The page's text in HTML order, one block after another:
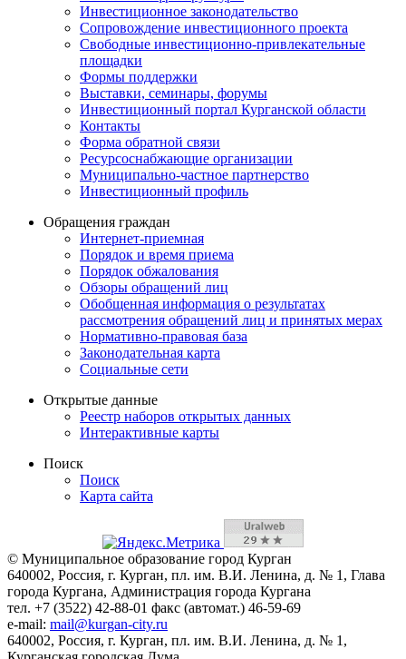
Инвестиционное законодательство
Сопровождение инвестиционного проекта
Свободные инвестиционно-привлекательные
площадки
Формы поддержки
Выставки, семинары, форумы
Инвестиционный портал Курганской области
Контакты
Форма обратной связи
Ресурсоснабжающие организации
Муниципально-частное партнерство
Инвестиционный профиль
Обращения граждан
Интернет-приемная
Порядок и время приема
Порядок обжалования
Обзоры обращений лиц
Обобщенная информация о результатах
рассмотрения обращений лиц и принятых мерах
Нормативно-правовая база
Законодательная карта
Социальные сети
Открытые данные
Реестр наборов открытых данных
Интерактивные карты
Поиск
Поиск
Карта сайта
© Муниципальное образование город Курган
640002, Россия, г. Курган, пл. им. В.И. Ленина, д. № 1, Глава
города Кургана, Администрация города Кургана
тел. +7 (3522) 42-88-01 факс (автомат.) 46-59-69
e-mail: mail@kurgan-city.ru
640002, Россия, г. Курган, пл. им. В.И. Ленина, д. № 1,